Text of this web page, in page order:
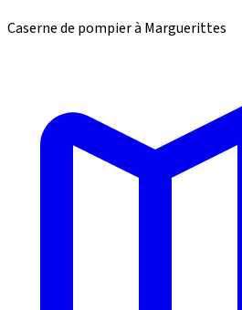
Caserne de pompier à Marguerittes